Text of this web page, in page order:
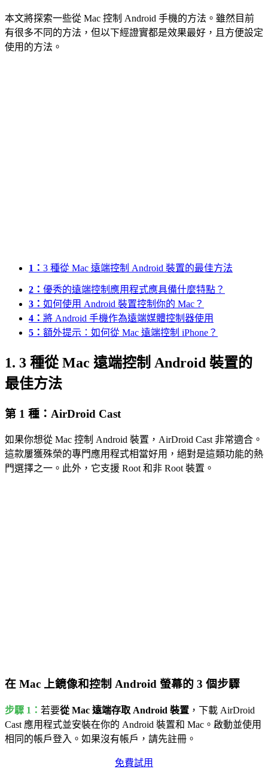
本文將探索一些從 Mac 控制 Android 手機的方法。雖然目前
有很多不同的方法，但以下經證實都是效果最好，且方便設定
使用的方法。
1： 3 種從 Mac 遠端控制 Android 裝置的最佳方法
2： 優秀的遠端控制應用程式應具備什麼特點？
3： 如何使用 Android 裝置控制你的 Mac？
4： 將 Android 手機作為遠端媒體控制器使用
5： 額外提示：如何從 Mac 遠端控制 iPhone？
1. 3 種從 Mac 遠端控制 Android 裝置的
最佳方法
第 1 種：AirDroid Cast
如果你想從 Mac 控制 Android 裝置，AirDroid Cast 非常適合。
這款屢獲殊榮的專門應用程式相當好用，絕對是這類功能的熱
門選擇之一。此外，它支援 Root 和非 Root 裝置。
在 Mac 上鏡像和控制 Android 螢幕的 3 個步驟
步驟 1： 若要從 Mac 遠端存取 Android 裝置 ，下載 AirDroid
Cast 應用程式並安裝在你的 Android 裝置和 Mac。啟動並使用
相同的帳戶登入。如果沒有帳戶，請先註冊。
免費試用